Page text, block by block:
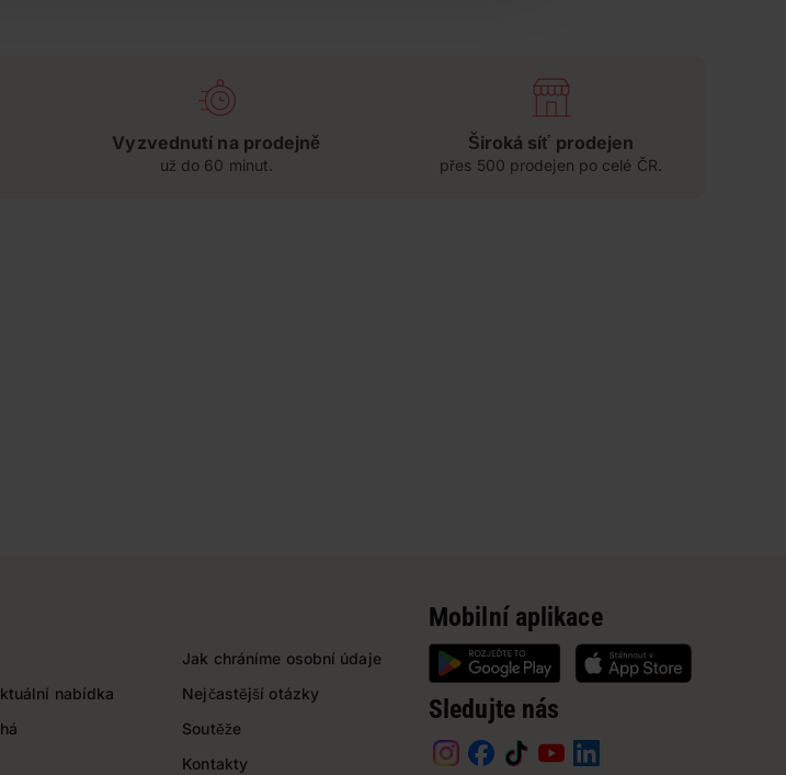
Vyzvednutí na prodejně
už do 60 minut.
Široká síť prodejen
přes 500 prodejen po celé ČR.
nabídka
Jak chráníme osobní údaje
Nejčastější otázky
Soutěže
Kontakty
Mobilní aplikace
Sledujte nás